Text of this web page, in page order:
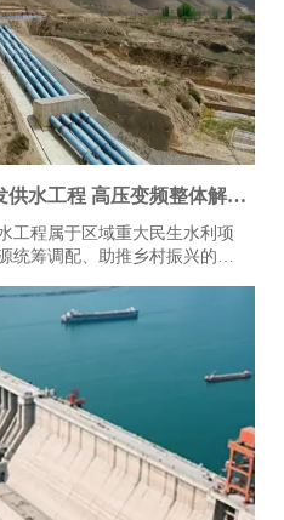
水工程 高压变频整体解决
工程属于区域重大民生水利项
统筹调配、助推乡村振兴的关
耗、安全防护有着严苛标准。